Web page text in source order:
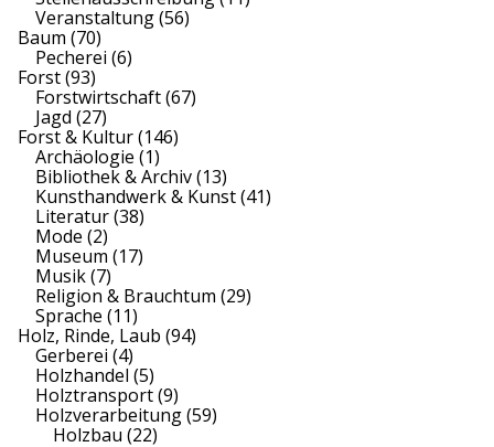
Veranstaltung(56)
Baum (70)
Pecherei (6)
Forst(93)
Forstwirtschaft(67)
Jagd (27)
Forst & Kultur(146)
Archäologie (1)
Bibliothek & Archiv(13)
Kunsthandwerk & Kunst(41)
Literatur(38)
Mode (2)
Museum (17)
Musik(7)
Religion & Brauchtum (29)
Sprache (11)
Holz, Rinde, Laub (94)
Gerberei (4)
Holzhandel (5)
Holztransport(9)
Holzverarbeitung(59)
Holzbau (22)